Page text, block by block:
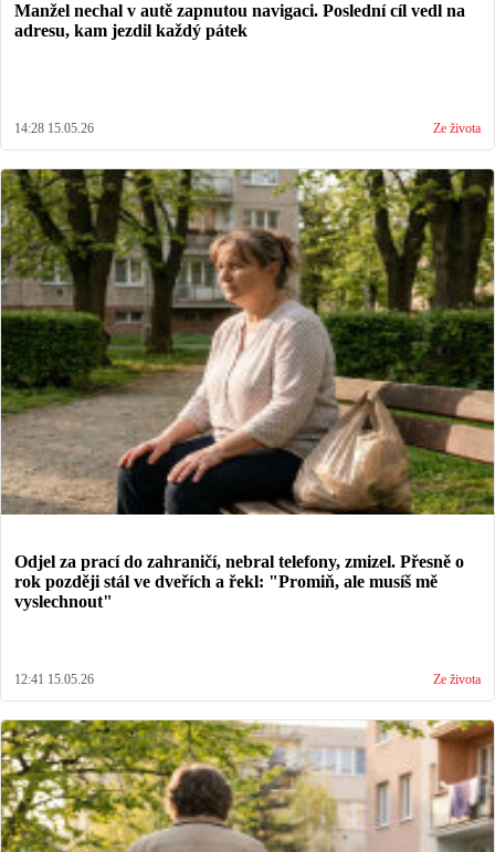
Manžel nechal v autě zapnutou navigaci. Poslední cíl vedl na
adresu, kam jezdil každý pátek
14:28 15.05.26 Ze života
Odjel za prací do zahraničí, nebral telefony, zmizel. Přesně o
rok později stál ve dveřích a řekl: "Promiň, ale musíš mě
vyslechnout"
12:41 15.05.26 Ze života